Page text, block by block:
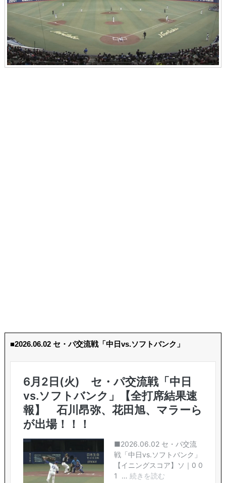
■2026.06.02 セ・パ交流戦「中日vs.ソフトバンク」